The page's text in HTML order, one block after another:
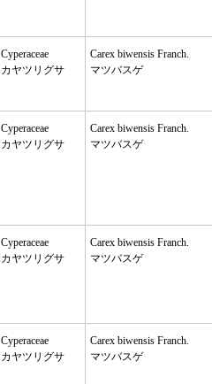
Cyperaceae
カヤツリグサ
Carex biwensis Franch.
マツバスゲ
Cyperaceae
カヤツリグサ
Carex biwensis Franch.
マツバスゲ
Cyperaceae
カヤツリグサ
Carex biwensis Franch.
マツバスゲ
Cyperaceae
カヤツリグサ
Carex biwensis Franch.
マツバスゲ